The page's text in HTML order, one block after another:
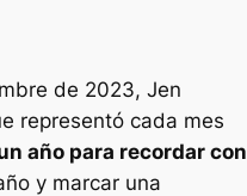
de 2023, Jen
representó cada mes
año para recordar con
y marcar una